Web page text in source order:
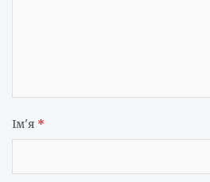
Ім'я *